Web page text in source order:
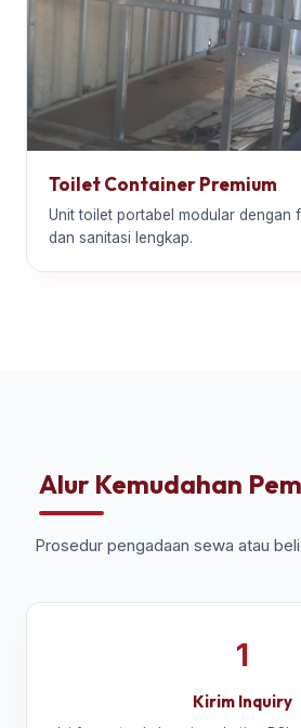
Toilet Container Premium
Unit toilet portabel modular dengan
dan sanitasi lengkap.
Alur Kemudahan
Prosedur pengadaan sewa atau
1
Kirim Inquiry